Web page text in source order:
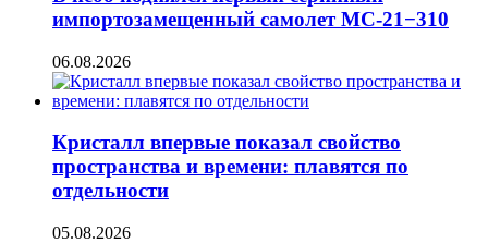
импортозамещенный самолет МС-21−310
06.08.2026
Кристалл впервые показал свойство
пространства и времени: плавятся по
отдельности
05.08.2026